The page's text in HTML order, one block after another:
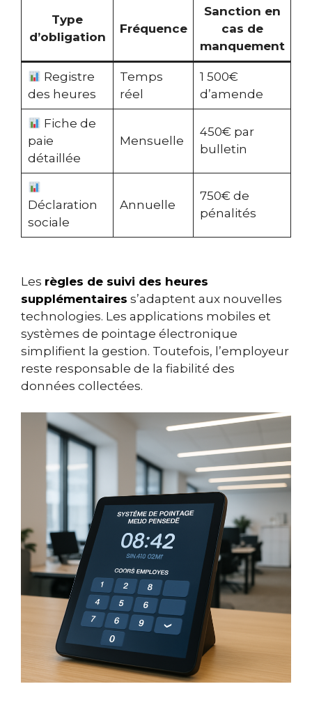
Type
d’obligation
Fréquence
Sanction en
cas de
manquement
Registre
des heures
Temps
réel
1 500€
d’amende
Fiche de
paie
détaillée
Mensuelle
450€ par
bulletin
Déclaration
sociale
Annuelle
750€ de
pénalités
Les règles de suivi des heures
supplémentaires s’adaptent aux nouvelles
technologies. Les applications mobiles et
systèmes de pointage électronique
simplifient la gestion. Toutefois, l’employeur
reste responsable de la fiabilité des
données collectées.